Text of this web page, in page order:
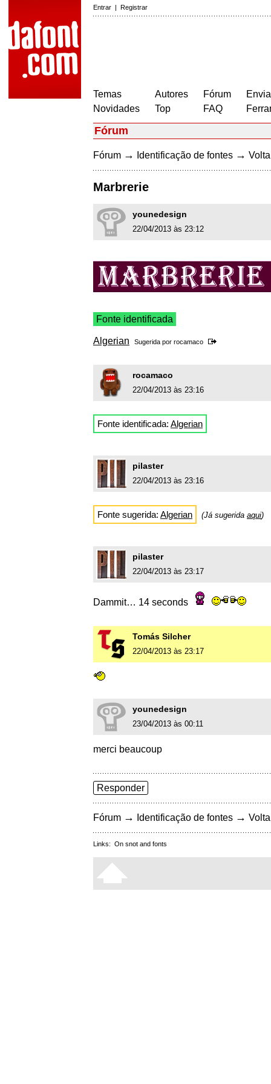
Entrar | Registrar
Temas
Novidades
Autores
Top
Fórum
FAQ
Fórum
Fórum → Identificação de fontes →
Marbrerie
younedesign
22/04/2013 às 23:12
Fonte identificada
Algerian Sugerida por rocamaco
rocamaco
22/04/2013 às 23:16
Fonte identificada: Algerian
pilaster
22/04/2013 às 23:16
Fonte sugerida: Algerian (Já sugerida aqui)
pilaster
22/04/2013 às 23:17
Dammit… 14 seconds
Tomás Silcher
22/04/2013 às 23:17
younedesign
23/04/2013 às 00:11
merci beaucoup
Responder
Fórum → Identificação de fontes →
Links: On snot and fonts